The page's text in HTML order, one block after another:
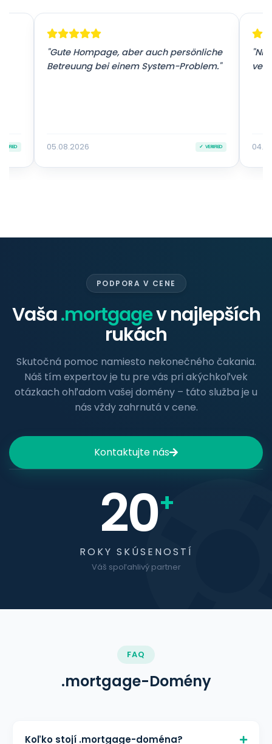
"Gute Hompage, aber auch persönliche
Betreuung bei einem System-Problem."
05.08.2026 ✓ VERIFIED
PODPORA V CENE
Vaša.mortgagev najlepších
rukách
Skutočná pomoc namiesto nekonečného čakania.
Náš tím expertov je tu pre vás pri akýchkoľvek
otázkach ohľadom vašej domény – táto služba je u
nás vždy zahrnutá v cene.
Kontaktujte nás
20+
ROKY SKÚSENOSTÍ
Váš spoľahlivý partner
FAQ
.mortgage-Domény
Koľko stojí .mortgage-doména?